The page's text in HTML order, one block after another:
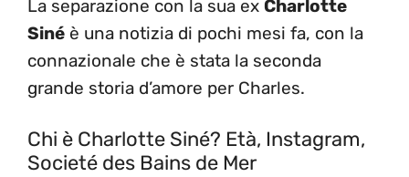
La separazione con la sua ex Charlotte
Siné è una notizia di pochi mesi fa, con la
connazionale che è stata la seconda
grande storia d’amore per Charles.
Chi è Charlotte Siné? Età, Instagram,
Societé des Bains de Mer